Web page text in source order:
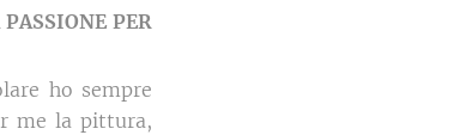
PASSIONE PER
ho sempre
me la pittura,